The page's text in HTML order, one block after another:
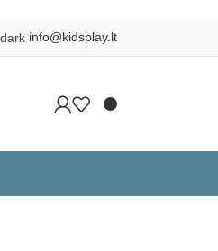
info@kidsplay.lt